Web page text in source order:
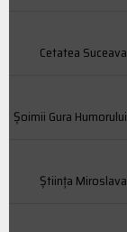
Cetatea Suceava
Şoimii Gura Humorului
Știința Miroslava